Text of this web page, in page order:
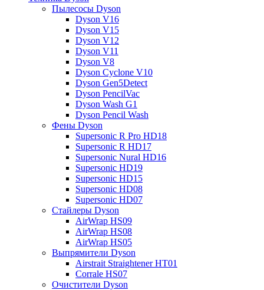
Пылесосы Dyson
Dyson V16
Dyson V15
Dyson V12
Dyson V11
Dyson V8
Dyson Cyclone V10
Dyson Gen5Detect
Dyson PencilVac
Dyson Wash G1
Dyson Pencil Wash
Фены Dyson
Supersonic R Pro HD18
Supersonic R HD17
Supersonic Nural HD16
Supersonic HD19
Supersonic HD15
Supersonic HD08
Supersonic HD07
Стайлеры Dyson
AirWrap HS09
AirWrap HS08
AirWrap HS05
Выпрямители Dyson
Airstrait Straightener HT01
Corrale HS07
Очистители Dyson